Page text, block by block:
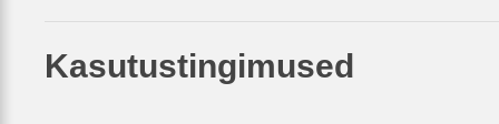
Kasutustingimused